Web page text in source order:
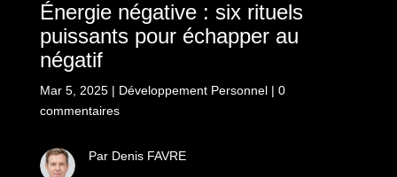
Énergie négative : six rituels
puissants pour échapper au
négatif
Mar 5, 2025| Développement Personnel| 0
commentaires
Par Denis FAVRE